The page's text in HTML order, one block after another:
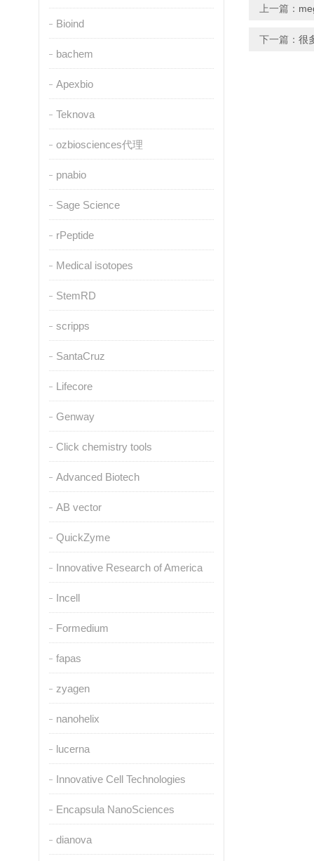
Bioind
bachem
Apexbio
Teknova
ozbiosciences代理
pnabio
Sage Science
rPeptide
Medical isotopes
StemRD
scripps
SantaCruz
Lifecore
Genway
Click chemistry tools
Advanced Biotech
AB vector
QuickZyme
Innovative Research of America
Incell
Formedium
fapas
zyagen
nanohelix
lucerna
Innovative Cell Technologies
Encapsula NanoSciences
dianova
上一篇：
下一篇： 很